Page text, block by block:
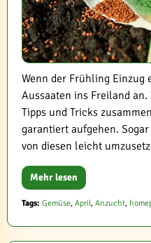
Wenn der Frühling Einzug
Aussaaten ins Freiland
Tipps und Tricks
garantiert aufgehen.
von diesen leicht
Mehr lesen
Tags: Gemüse, April, Anzucht,